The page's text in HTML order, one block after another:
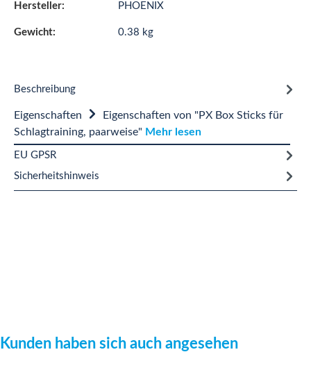
Hersteller: PHOENIX
Gewicht: 0.38 kg
Beschreibung
Eigenschaften
Eigenschaften von "PX Box Sticks für
Schlagtraining, paarweise" Mehr lesen
EU GPSR
Sicherheitshinweis
Produktgalerie überspringen
Kunden haben sich auch angesehen